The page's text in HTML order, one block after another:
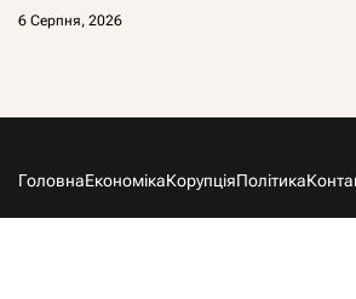
6 Серпня, 2026
ГоловнаЕкономікаКорупціяПолітика